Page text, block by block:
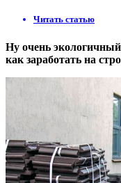
Читать статью
Ну очень экологичный
как заработать на